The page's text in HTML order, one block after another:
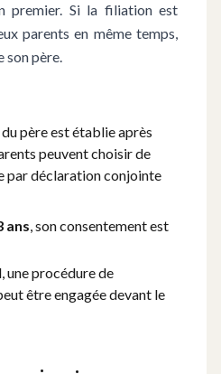
premier. Si la filiation est
parents en même temps,
son père.
père est établie après
peuvent choisir de
par déclaration conjointe
ans, son consentement est
une procédure de
être engagée devant le